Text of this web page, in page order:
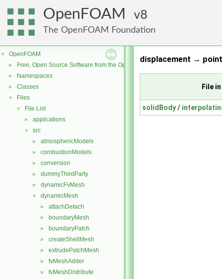
OpenFOAM 8
The OpenFOAM Foundation
▼ OpenFOAM
► Free, Open Source Software from the OpenFOAM Foundation
► Namespaces
► Classes
▼ Files
▼ File List
► applications
▼ src
► atmosphericModels
► combustionModels
► conversion
► dummyThirdParty
► dynamicFvMesh
▼ dynamicMesh
► attachDetach
► boundaryMesh
► boundaryPatch
► createShellMesh
► extrudePatchMesh
► fvMeshAdder
► fvMeshDistribute
displacement →
File
solidBody/